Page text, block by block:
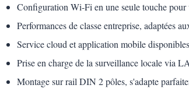
Configuration Wi-Fi en une seule touche pour
Performances de classe entreprise, adaptées
Service cloud et application mobile disponibles
Prise en charge de la surveillance locale via
Montage sur rail DIN 2 pôles, s'adapte